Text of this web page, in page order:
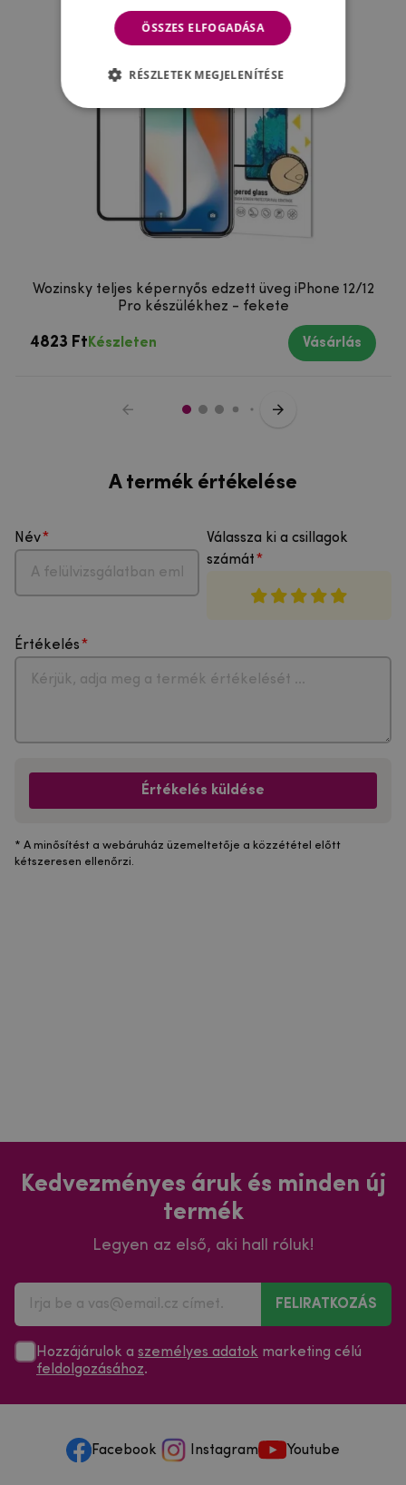
Wozinsky teljes képernyős edzett üveg iPhone 12/12
Pro készülékhez - fekete
4823 Ft Készleten Vásárlás
A termék értékelése
Név
Válassza ki a csillagok
számát
Értékelés
Értékelés küldése
* A minősítést a webáruház üzemeltetője a közzététel előtt
kétszeresen ellenőrzi.
Kedvezményes áruk és minden új
termék
Legyen az első, aki hall róluk!
FELIRATKOZÁS
Hozzájárulok a személyes adatok marketing célú
feldolgozásához.
Facebook Instagram Youtube
ÖSSZES ELFOGADÁSA
RÉSZLETEK MEGJELENÍTÉSE